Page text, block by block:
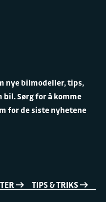
nye bilmodeller, tips,
Sørg for å komme
for de siste nyhetene
TIPS & TRIKS